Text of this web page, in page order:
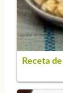
Receta